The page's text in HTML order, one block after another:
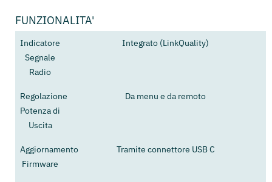
FUNZIONALITA'
Indicatore
Segnale
Radio
Integrato (LinkQuality)
Regolazione
Potenza di
Uscita
Da menu e da remoto
Aggiornamento
Firmware
Tramite connettore USB C